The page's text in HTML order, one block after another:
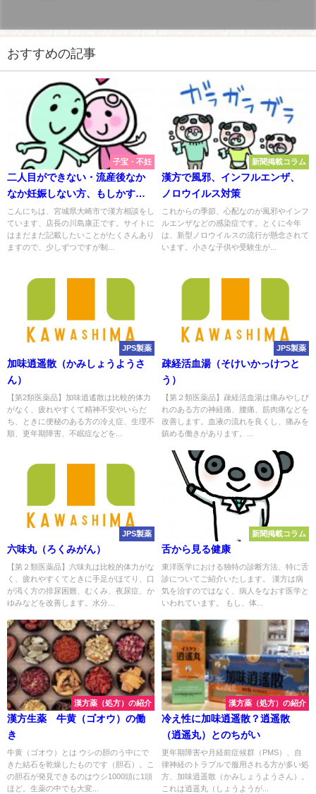
おすすめの記事
子宝・不妊
二人目ができない・流産後なか
なか妊娠しない方、もしかする
と潜在性高プロラクチン血症？
こんにちは、宮城県大崎市で漢方相談をし
ています、店長の川島康正です。サイトに
はまだまだ記載したいことがたくさんあり
ますので、少しずつですが制...
新聞掲載コラム
漢方で風邪、インフルエンザ、
ノロウイルス対策
これからの季節、心配なのが風邪やインフ
ルエンザなどの感染症です。とくに今年
は、新型ノロウイルスの流行が懸念されて
います。小さな子供や受験生が...
JPS製薬
加味逍遥散（かみしょうようさ
ん）
【第2類医薬品】加味逍遙散は比較的体力
がなく、疲れやすくて精神不安やいらだ
ち、ときに便秘のある方の冷え症、生理不
順、更年期障害、不眠症などを...
JPS製薬
疎経活血湯（そけいかっけつと
う）
【第２類医薬品】疎経活血湯は痛みやしび
れのある方の神経痛、腰痛、筋肉痛などを
改善します。血液の流れを良くし、痛みを
鎮める働きがあります。...
JPS製薬
六味丸（ろくみがん）
【第２類医薬品】六味丸は比較的体力がな
く、疲れやすくてときに手足がほてり、口
が渇く方の排尿困難、むくみ、夜尿症、か
ゆみなどを改善します。水分...
新聞掲載コラム
舌から見る健康
東洋医学における独特の診断方法、特に舌
診についてご紹介いたします。 漢方は病
気を治すのではなく、病人をなおす医学と
いわれています。 もし、体...
漢方薬（処方）の紹介
漢方生薬 牛黄（ゴオウ）の働
き
牛黄（ゴオウ）とは ウシの胆のう中にで
きた結石を乾燥したものです（胆石）。こ
の胆石が発見できるのはウシ1000頭に1頭
ほど。生薬の中でも大変...
漢方薬（処方）の紹介
冷え性に加味逍遥散？逍遥散
（逍遥丸）とのちがい
更年期障害や月経前症候群（PMS）、自
律神経のトラブルで服用される方が多い処
方、加味逍遥散（かみしょうようさん）。
これは逍遥丸（しょうようが...